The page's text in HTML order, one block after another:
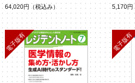
64,020円 （税込み）
8）
5,170円